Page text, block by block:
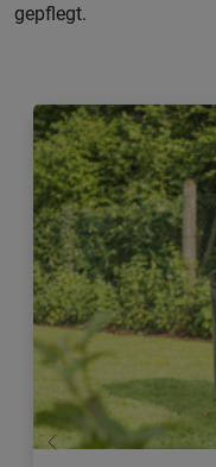
gepflegt.
Zurück